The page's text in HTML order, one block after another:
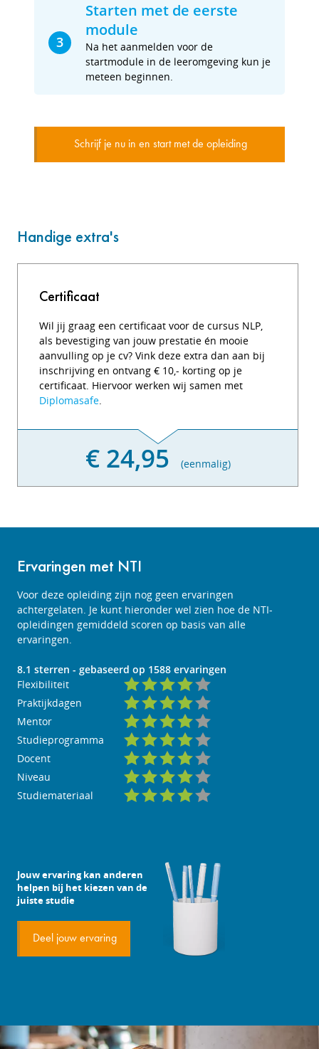
3
Starten met de eerste
module
Na het aanmelden voor de
startmodule in de leeromgeving kun je
meteen beginnen.
Schrijf je nu in en start met de opleiding
Handige extra's
Certificaat
Wil jij graag een certificaat voor de cursus NLP,
als bevestiging van jouw prestatie én mooie
aanvulling op je cv? Vink deze extra dan aan bij
inschrijving en ontvang € 10,- korting op je
certificaat. Hiervoor werken wij samen met
Diplomasafe.
€ 24,95 (eenmalig)
Ervaringen met NTI
Voor deze opleiding zijn nog geen ervaringen
achtergelaten. Je kunt hieronder wel zien hoe de NTI-
opleidingen gemiddeld scoren op basis van alle
ervaringen.
8.1 sterren - gebaseerd op 1588 ervaringen
Flexibiliteit
Praktijkdagen
Mentor
Studieprogramma
Docent
Niveau
Studiemateriaal
Jouw ervaring kan anderen
helpen bij het kiezen van de
juiste studie
Deel jouw ervaring